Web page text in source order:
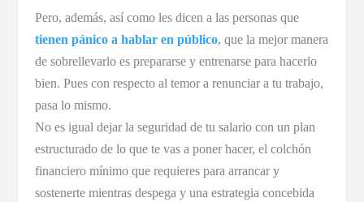
Pero, además, así como les dicen a las personas que
tienen pánico a hablar en público, que la mejor manera
de sobrellevarlo es prepararse y entrenarse para hacerlo
bien. Pues con respecto al temor a renunciar a tu trabajo,
pasa lo mismo.
No es igual dejar la seguridad de tu salario con un plan
estructurado de lo que te vas a poner hacer, el colchón
financiero mínimo que requieres para arrancar y
sostenerte mientras despega y una estrategia concebida